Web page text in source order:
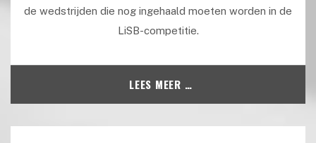
de wedstrijden die nog ingehaald moeten worden in de
LiSB-competitie.
LEES MEER …